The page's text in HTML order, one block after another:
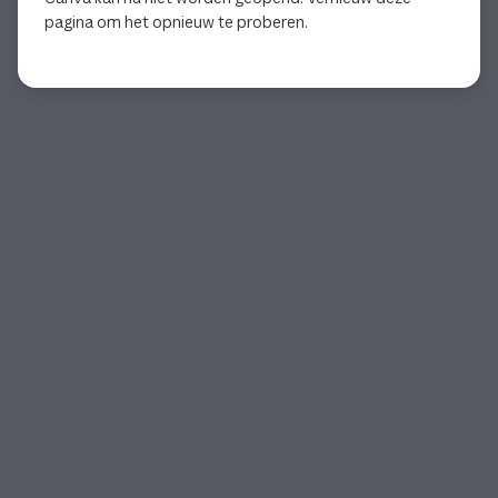
pagina om het opnieuw te proberen.